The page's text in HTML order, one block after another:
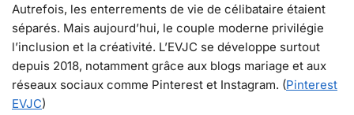
Autrefois, les enterrements de vie de célibataire étaient
séparés. Mais aujourd’hui, le couple moderne privilégie
l’inclusion et la créativité. L’EVJC se développe surtout
depuis 2018, notamment grâce aux blogs mariage et aux
réseaux sociaux comme Pinterest et Instagram. (Pinterest
EVJC)